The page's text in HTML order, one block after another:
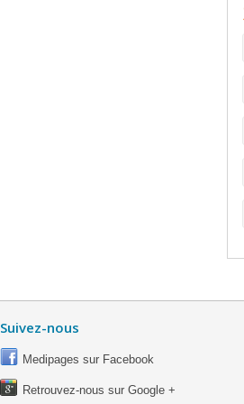
Suivez-nous
Medipages sur Facebook
Retrouvez-nous sur Google +